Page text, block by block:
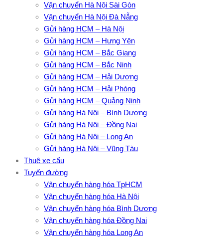
Vận chuyển Hà Nội Sài Gòn
Vận chuyển Hà Nội Đà Nẵng
Gửi hàng HCM – Hà Nội
Gửi hàng HCM – Hưng Yên
Gửi hàng HCM – Bắc Giang
Gửi hàng HCM – Bắc Ninh
Gửi hàng HCM – Hải Dương
Gửi hàng HCM – Hải Phòng
Gửi hàng HCM – Quảng Ninh
Gửi hàng Hà Nội – Bình Dương
Gửi hàng Hà Nội – Đồng Nai
Gửi hàng Hà Nội – Long An
Gửi hàng Hà Nội – Vũng Tàu
Thuê xe cẩu
Tuyến đường
Vận chuyển hàng hóa TpHCM
Vận chuyển hàng hóa Hà Nội
Vận chuyển hàng hóa Bình Dương
Vận chuyển hàng hóa Đồng Nai
Vận chuyển hàng hóa Long An